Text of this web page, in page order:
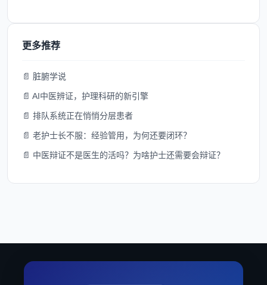
更多推荐
📄 脏腑学说
📄 AI中医辨证，护理科研的新引擎
📄 排队系统正在悄悄分层患者
📄 老护士长不服：经验管用，为何还要闭环？
📄 中医辩证不是医生的活吗？为啥护士还需要会辩证？